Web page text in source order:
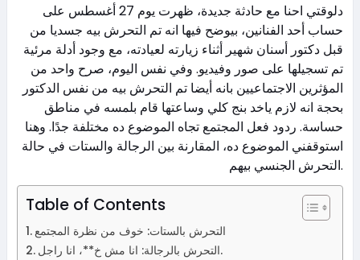
دلوقتي احنا مع حادثة جديدة، ظهرت يوم 27 أغسطس على
حساب أحد الفنانين، بيوضح فيها انه تم التحرش بيه جسديا من
قبل دكتور أسنان شهير أثناء زيارته لعيادته، مع وجود أدلة مرئية
تم تسجيلها على صور وفيديو. وفي نفس اليوم، صرح واحد من
المؤثرين الاجتماعيين بانه أيضا تم التحرش بيه من نفس الدكتور
بحجة انه لازم ياخد بنج كلي وساعتها قام بلمسه في مناطق
حساسة. ردود فعل المجتمع تجاه الموضوع ده مختلفة جدًا. وهنا
استوقفني الموضوع ده، المقارنة بين الرجالة والستات في حالة
التحرش الجنسي بيهم.
Table of Contents
التحرش بالستات: خوف من نظرة المجتمع
التحرش بالرجالة: انا مش خ**، انا راجل.